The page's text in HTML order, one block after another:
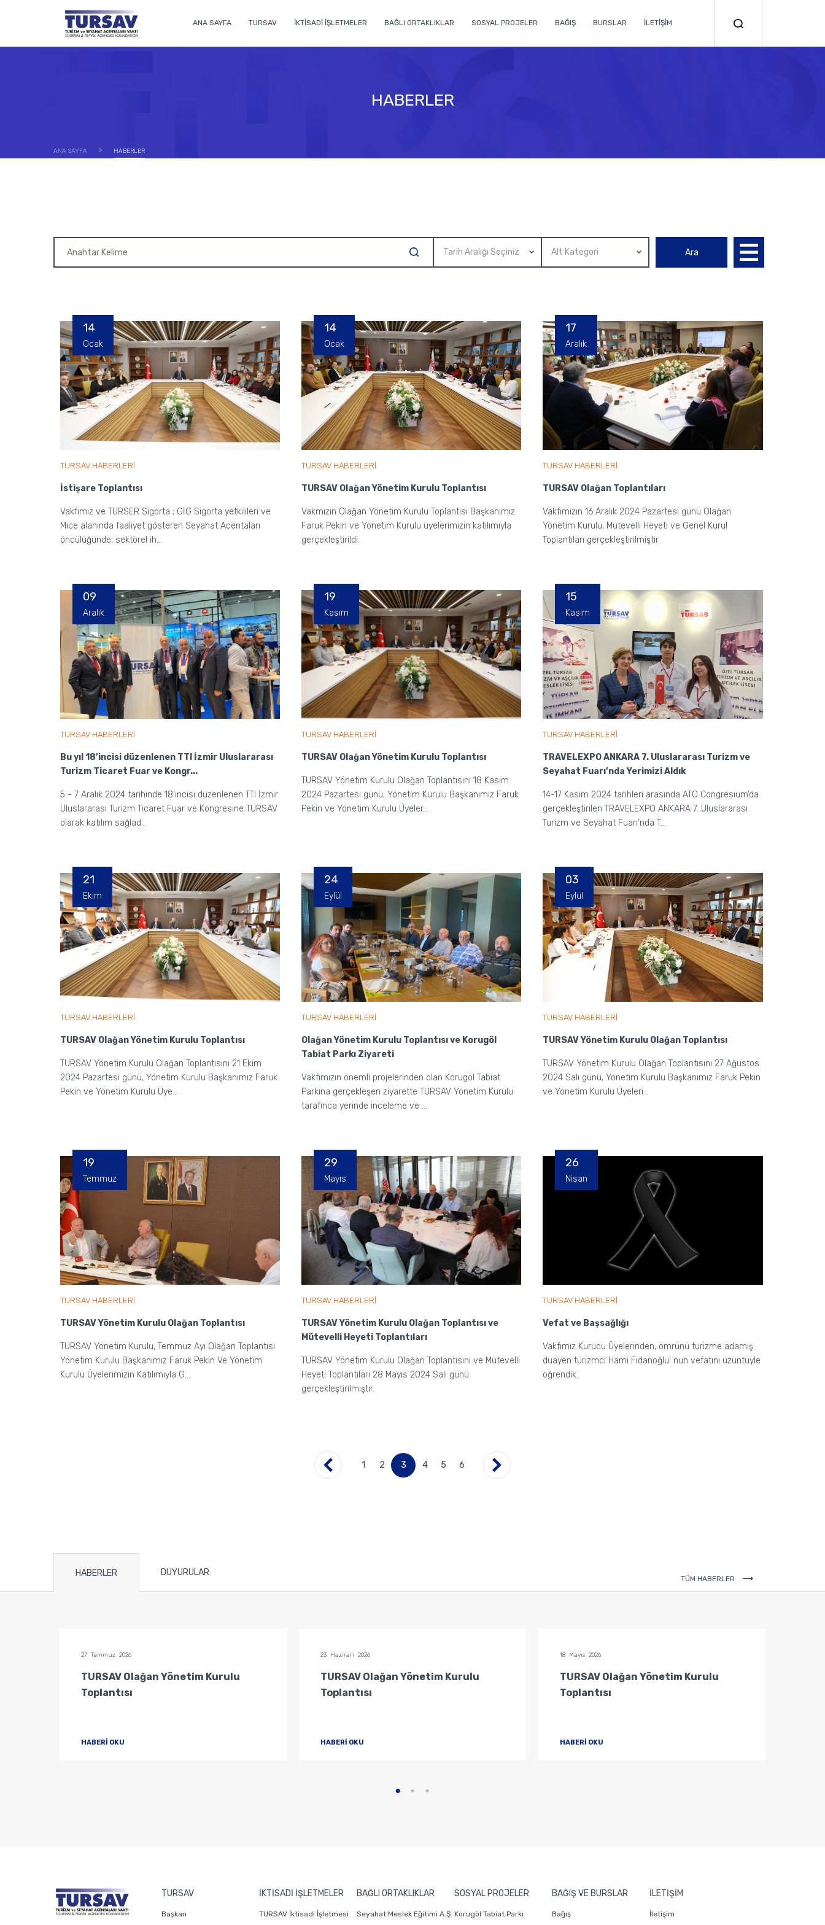
ANA SAYFA TURSAV İKTİSADİ İŞLETMELER BAĞLI ORTAKLIKLAR SOSYAL PROJELER BAĞIŞ BURSLAR İLETİŞİM
HABERLER
ANA SAYFA HABERLER
Tarih Aralığı Seçiniz Alt Kategori Ara
TURSAV HABERLERİ
İstişare Toplantısı
Vakfımız ve TURSER Sigorta ; GİG Sigorta yetkilileri ve
Mice alanında faaliyet gösteren Seyahat Acentaları
öncülüğünde; sektörel ih...
14
Ocak
TURSAV HABERLERİ
TURSAV Olağan Yönetim Kurulu Toplantısı
Vakmızın Olağan Yönetim Kurulu Toplantısı Başkanımız
Faruk Pekin ve Yönetim Kurulu üyelerimizin katılımıyla
gerçekleştirildi.
14
Ocak
TURSAV HABERLERİ
TURSAV Olağan Toplantıları
Vakfımızın 16 Aralık 2024 Pazartesi günü Olağan
Yönetim Kurulu, Mütevelli Heyeti ve Genel Kurul
Toplantıları gerçekleştirilmiştir.
17
Aralık
TURSAV HABERLERİ
Bu yıl 18’incisi düzenlenen TTI İzmir Uluslararası
Turizm Ticaret Fuar ve Kongr...
5 - 7 Aralık 2024 tarihinde 18’incisi düzenlenen TTI İzmir
Uluslararası Turizm Ticaret Fuar ve Kongresine TURSAV
olarak katılım sağlad...
09
Aralık
TURSAV HABERLERİ
TURSAV Olağan Yönetim Kurulu Toplantısı
TURSAV Yönetim Kurulu Olağan Toplantısını 18 Kasım
2024 Pazartesi günü, Yönetim Kurulu Başkanımız Faruk
Pekin ve Yönetim Kurulu Üyeler...
19
Kasım
TURSAV HABERLERİ
TRAVELEXPO ANKARA 7. Uluslararası Turizm ve
Seyahat Fuarı’nda Yerimizi Aldık
14-17 Kasım 2024 tarihleri arasında ATO Congresium’da
gerçekleştirilen TRAVELEXPO ANKARA 7. Uluslararası
Turizm ve Seyahat Fuarı’nda T...
15
Kasım
TURSAV HABERLERİ
TURSAV Olağan Yönetim Kurulu Toplantısı
TURSAV Yönetim Kurulu Olağan Toplantısını 21 Ekim
2024 Pazartesi günü, Yönetim Kurulu Başkanımız Faruk
Pekin ve Yönetim Kurulu Üye...
21
Ekim
TURSAV HABERLERİ
Olağan Yönetim Kurulu Toplantısı ve Korugöl
Tabiat Parkı Ziyareti
Vakfımızın önemli projelerinden olan Korugöl Tabiat
Parkına gerçekleşen ziyarette TURSAV Yönetim Kurulu
tarafınca yerinde inceleme ve ...
24
Eylül
TURSAV HABERLERİ
TURSAV Yönetim Kurulu Olağan Toplantısı
TURSAV Yönetim Kurulu Olağan Toplantısını 27 Ağustos
2024 Salı günü, Yönetim Kurulu Başkanımız Faruk Pekin
ve Yönetim Kurulu Üyeleri...
03
Eylül
TURSAV HABERLERİ
TURSAV Yönetim Kurulu Olağan Toplantısı
TURSAV Yönetim Kurulu, Temmuz Ayı Olağan Toplantısı
Yönetim Kurulu Başkanımız Faruk Pekin Ve Yönetim
Kurulu Üyelerimizin Katılımıyla G...
19
Temmuz
TURSAV HABERLERİ
TURSAV Yönetim Kurulu Olağan Toplantısı ve
Mütevelli Heyeti Toplantıları
TURSAV Yönetim Kurulu Olağan Toplantısını ve Mütevelli
Heyeti Toplantıları 28 Mayıs 2024 Salı günü
gerçekleştirilmiştir.
29
Mayıs
TURSAV HABERLERİ
Vefat ve Başsağlığı
Vakfımız Kurucu Üyelerinden, ömrünü turizme adamış
duayen turizmci Hami Fidanoğlu' nun vefatını üzüntüyle
öğrendik.
26
Nisan
1 2 3 4 5 6
HABERLER DUYURULAR
TÜM HABERLER
27 Temmuz 2026
TURSAV Olağan Yönetim Kurulu
Toplantısı
HABERİ OKU
23 Haziran 2026
TURSAV Olağan Yönetim Kurulu
Toplantısı
HABERİ OKU
18 Mayıs 2026
TURSAV Olağan Yönetim Kurulu
Toplantısı
HABERİ OKU
TURSAV
Başkan
İKTİSADİ İŞLETMELER
TURSAV İktisadi İşletmesi
BAĞLI ORTAKLIKLAR
Seyahat Meslek Eğitimi A.Ş.
SOSYAL PROJELER
Korugöl Tabiat Parkı
BAĞIŞ VE BURSLAR
Bağış
İLETİŞİM
İletişim